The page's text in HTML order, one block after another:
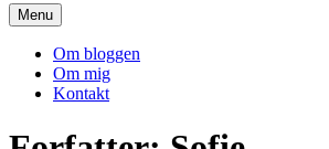
Menu
Om bloggen
Om mig
Kontakt